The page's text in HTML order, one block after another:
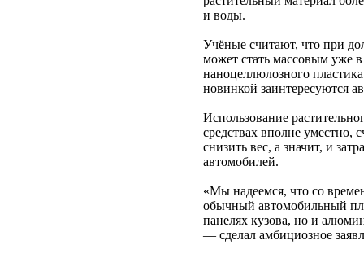
и воды.
Учёные считают, что при
может стать массовым уже
наноцеллюлозного
новинкой заинтересуются
Использование
средствах вполне уместно,
снизить вес, а значит, и
автомобилей.
«Мы надеемся, что со
обычный автомобильный
панелях кузова, но и
— сделал амбициозное